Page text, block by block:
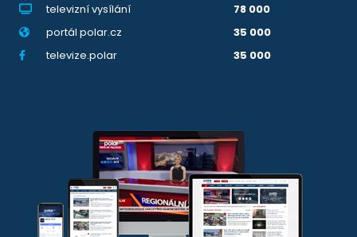
televizní vysílání
78 000
portál polar.cz
35 000
televize.polar
35 000